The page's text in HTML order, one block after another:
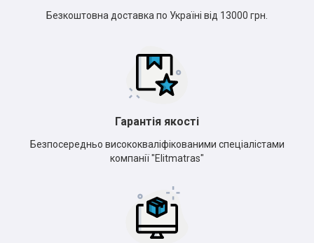
Безкоштовна доставка по Україні від 13000 грн.
Гарантія якості
Безпосередньо висококваліфікованими спеціалістами
компанії "Elitmatras"